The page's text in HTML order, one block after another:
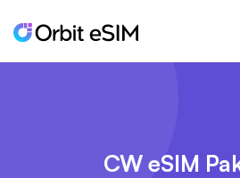
CW eSIM